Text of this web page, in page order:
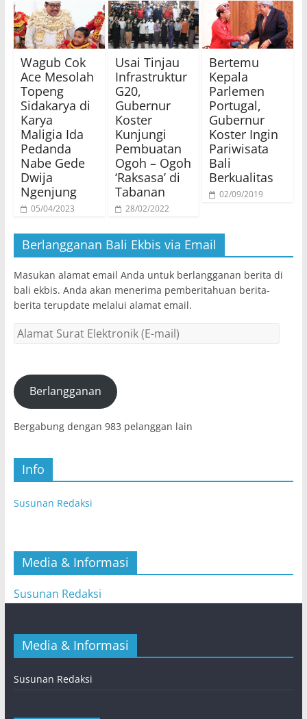
Wagub Cok
Ace Mesolah
Topeng
Sidakarya di
Karya
Maligia Ida
Pedanda
Nabe Gede
Dwija
Ngenjung
05/04/2023
Usai Tinjau
Infrastruktur
G20,
Gubernur
Koster
Kunjungi
Pembuatan
Ogoh – Ogoh
‘Raksasa’ di
Tabanan
28/02/2022
Bertemu
Kepala
Parlemen
Portugal,
Gubernur
Koster Ingin
Pariwisata
Bali
Berkualitas
02/09/2019
Berlangganan Bali Ekbis via Email
Masukan alamat email Anda untuk berlangganan berita di
bali ekbis. Anda akan menerima pemberitahuan berita-
berita terupdate melalui alamat email.
Alamat
(E-
mail)Berlangganan
Bergabung dengan 983 pelanggan lain
Info
Susunan Redaksi
Media & Informasi
Susunan Redaksi
Media & Informasi
Susunan Redaksi